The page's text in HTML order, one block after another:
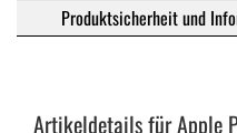
Produktsicherheit und
Artikeldetails für Apple